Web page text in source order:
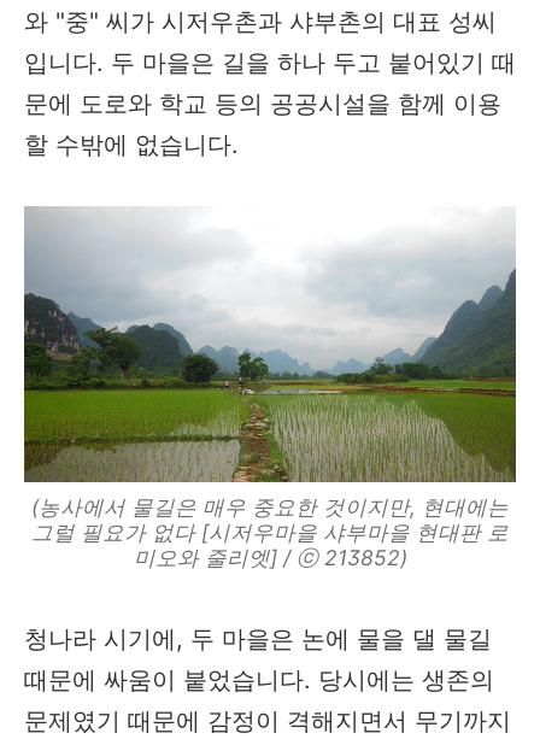
와 "중" 씨가 시저우촌과 샤부촌의 대표 성씨
입니다. 두 마을은 길을 하나 두고 붙어있기 때
문에 도로와 학교 등의 공공시설을 함께 이용
할 수밖에 없습니다.
(농사에서 물길은 매우 중요한 것이지만, 현대에는
그럴 필요가 없다 [시저우마을 샤부마을 현대판 로
미오와 줄리엣] / ⓒ 213852)
청나라 시기에, 두 마을은 논에 물을 댈 물길
때문에 싸움이 붙었습니다. 당시에는 생존의
문제였기 때문에 감정이 격해지면서 무기까지